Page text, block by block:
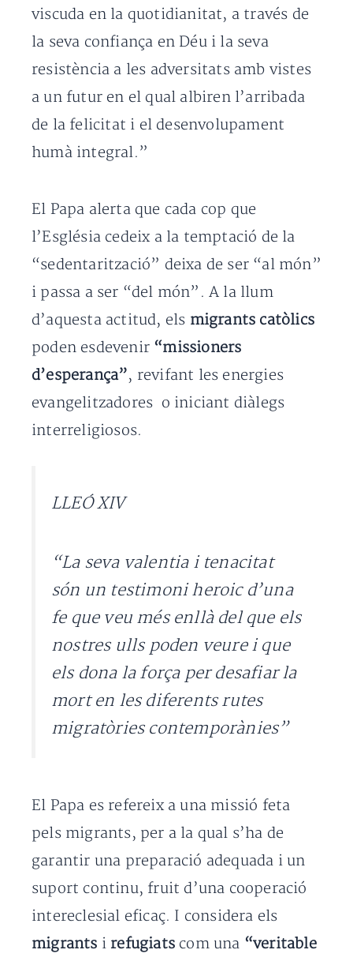
viscuda en la quotidianitat, a través de
la seva confiança en Déu i la seva
resistència a les adversitats amb vistes
a un futur en el qual albiren l’arribada
de la felicitat i el desenvolupament
humà integral.”
El Papa alerta que cada cop que
l’Església cedeix a la temptació de la
“sedentarització” deixa de ser “al món”
i passa a ser “del món”. A la llum
d’aquesta actitud, els migrants catòlics
poden esdevenir “missioners
d’esperança”, revifant les energies
evangelitzadores o iniciant diàlegs
interreligiosos.
LLEÓ XIV
“La seva valentia i tenacitat
són un testimoni heroic d’una
fe que veu més enllà del que els
nostres ulls poden veure i que
els dona la força per desafiar la
mort en les diferents rutes
migratòries contemporànies”
El Papa es refereix a una missió feta
pels migrants, per a la qual s’ha de
garantir una preparació adequada i un
suport continu, fruit d’una cooperació
intereclesial eficaç. I considera els
migrants i refugiats com una “veritable